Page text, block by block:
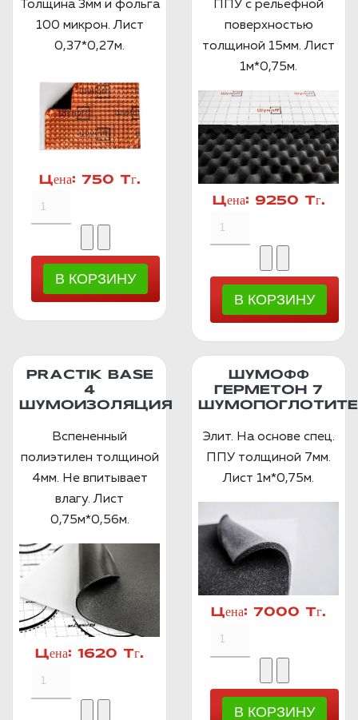
Толщина 3мм и фольга
100 микрон. Лист
0,37*0,27м.
Цена: 750 Тг.
ППУ с рельефной
поверхностью
толщиной 15мм. Лист
1м*0,75м.
Цена: 9250 Тг.
PRACTIK BASE
4
ШУМОИЗОЛЯЦИЯ
Вспененный
полиэтилен толщиной
4мм. Не впитывает
влагу. Лист
0,75м*0,56м.
Цена: 1620 Тг.
ШУМОФФ
ГЕРМЕТОН 7
Элит. На основе спец.
ППУ толщиной 7мм.
Лист 1м*0,75м.
Цена: 7000 Тг.